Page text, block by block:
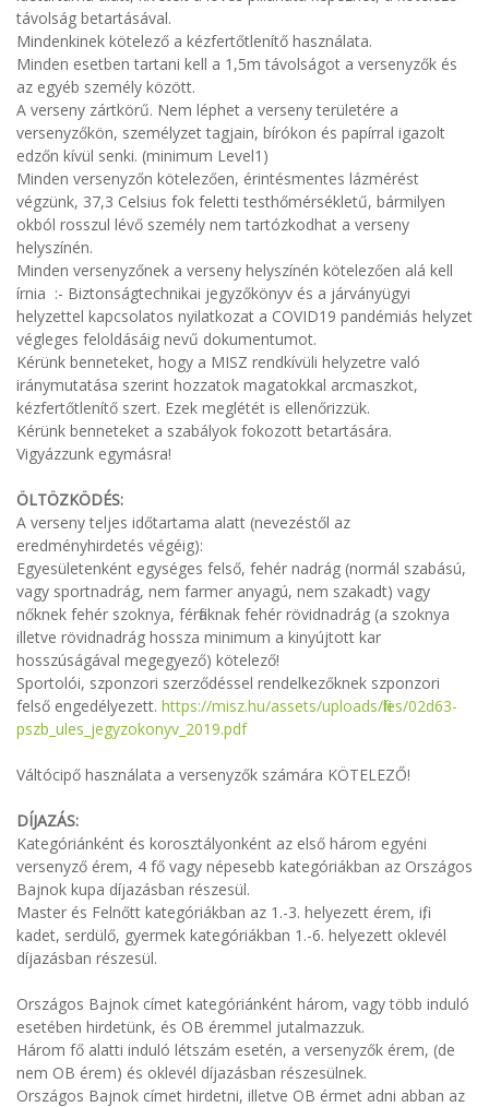
távolság betartásával.
Mindenkinek kötelező a kézfertőtlenítő használata.
Minden esetben tartani kell a 1,5m távolságot a versenyzők és
az egyéb személy között.
A verseny zártkörű. Nem léphet a verseny területére a
versenyzőkön, személyzet tagjain, bírókon és papírral igazolt
edzőn kívül senki. (minimum Level1)
Minden versenyzőn kötelezően, érintésmentes lázmérést
végzünk, 37,3 Celsius fok feletti testhőmérsékletű, bármilyen
okból rosszul lévő személy nem tartózkodhat a verseny
helyszínén.
Minden versenyzőnek a verseny helyszínén kötelezően alá kell
írnia :- Biztonságtechnikai jegyzőkönyv és a járványügyi
helyzettel kapcsolatos nyilatkozat a COVID19 pandémiás helyzet
végleges feloldásáig nevű dokumentumot.
Kérünk benneteket, hogy a MISZ rendkívüli helyzetre való
iránymutatása szerint hozzatok magatokkal arcmaszkot,
kézfertőtlenítő szert. Ezek meglétét is ellenőrizzük.
Kérünk benneteket a szabályok fokozott betartására.
Vigyázzunk egymásra!
ÖLTÖZKÖDÉS:
A verseny teljes időtartama alatt (nevezéstől az
eredményhirdetés végéig):
Egyesületenként egységes felső, fehér nadrág (normál szabású,
vagy sportnadrág, nem farmer anyagú, nem szakadt) vagy
nőknek fehér szoknya, férfiaknak fehér rövidnadrág (a szoknya
illetve rövidnadrág hossza minimum a kinyújtott kar
hosszúságával megegyező) kötelező!
Sportolói, szponzori szerződéssel rendelkezőknek szponzori
felső engedélyezett. https://misz.hu/assets/uploads/files/02d63-
pszb_ules_jegyzokonyv_2019.pdf
Váltócipő használata a versenyzők számára KÖTELEZŐ!
DÍJAZÁS:
Kategóriánként és korosztályonként az első három egyéni
versenyző érem, 4 fő vagy népesebb kategóriákban az Országos
Bajnok kupa díjazásban részesül.
Master és Felnőtt kategóriákban az 1.-3. helyezett érem, ifi,
kadet, serdülő, gyermek kategóriákban 1.-6. helyezett oklevél
díjazásban részesül.
Országos Bajnok címet kategóriánként három, vagy több induló
esetében hirdetünk, és OB éremmel jutalmazzuk.
Három fő alatti induló létszám esetén, a versenyzők érem, (de
nem OB érem) és oklevél díjazásban részesülnek.
Országos Bajnok címet hirdetni, illetve OB érmet adni abban az